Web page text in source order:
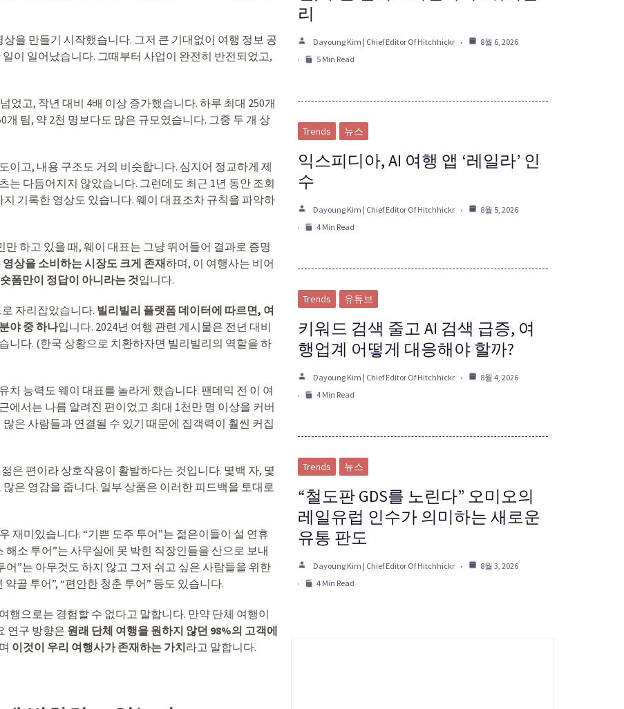
을 만들기 시작했습니다. 그저 큰 기대없이 여행 정보 공
이 일어났습니다. 그때부터 사업이 완전히 반전되었고,
었고, 작년 대비 4배 이상 증가했습니다. 하루 최대 250개
팀, 약 2천 명보다도 많은 규모였습니다. 그중 두 개 상
이고, 내용 구조도 거의 비슷합니다. 심지어 정교하게 제
는 다듬어지지 않았습니다. 그런데도 최근 1년 동안 조회
지 기록한 영상도 있습니다. 웨이 대표조차 규칙을 파악하
하고 있을 때, 웨이 대표는 그냥 뛰어들어 결과로 증명
상을 소비하는 시장도 크게 존재하며, 이 여행사는 비어
폼만이 정답이 아니라는 것입니다.
자리잡았습니다. 빌리빌리 플랫폼 데이터에 따르면, 여
야 중 하나입니다. 2024년 여행 관련 게시물은 전년 대비
니다. (한국 상황으로 치환하자면 빌리빌리의 역할을 하
치 능력도 웨이 대표를 놀라게 했습니다. 팬데믹 전 이 여
에서는 나름 알려진 편이었고 최대 1천만 명 이상을 커버
은 사람들과 연결될 수 있기 때문에 집객력이 훨씬 커집
은 편이라 상호작용이 활발하다는 것입니다. 몇백 자, 몇
은 영감을 줍니다. 일부 상품은 이러한 피드백을 토대로
재미있습니다. “기쁜 도주 투어”는 젊은이들이 설 연휴
소 투어”는 사무실에 못 박힌 직장인들을 산으로 보내
”는 아무것도 하지 않고 그저 쉬고 싶은 사람들을 위한
골 투어”, “편안한 청춘 투어” 등도 있습니다.
행으로는 경험할 수 없다고 말합니다. 만약 단체 여행이
연구 방향은 원래 단체 여행을 원하지 않던 98%의 고객에
이것이 우리 여행사가 존재하는 가치라고 말합니다.
리
Dayoung Kim | Chief Editor Of Hitchhickr
8월 6, 2026
5 Min Read
Trends 뉴스
익스피디아, AI 여행 앱 ‘레일라’ 인
수
Dayoung Kim | Chief Editor Of Hitchhickr
8월 5, 2026
4 Min Read
Trends 유튜브
키워드 검색 줄고 AI 검색 급증, 여
행업계 어떻게 대응해야 할까?
Dayoung Kim | Chief Editor Of Hitchhickr
8월 4, 2026
4 Min Read
Trends 뉴스
“철도판 GDS를 노린다” 오미오의
레일유럽 인수가 의미하는 새로운
유통 판도
Dayoung Kim | Chief Editor Of Hitchhickr
8월 3, 2026
4 Min Read